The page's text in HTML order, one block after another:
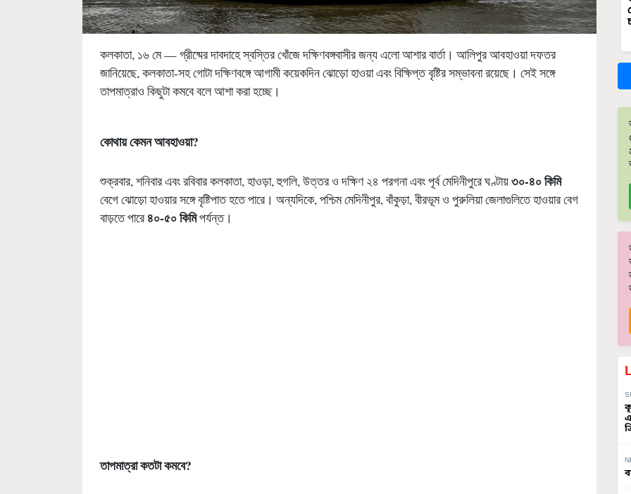
কলকাতা, ১৬ মে — গ্রীষ্মের দাবদাহে স্বস্তির খোঁজে দক্ষিণবঙ্গবাসীর জন্য এলো আশার বার্তা। আলিপুর আবহাওয়া দফতর
জানিয়েছে, কলকাতা-সহ গোটা দক্ষিণবঙ্গে আগামী কয়েকদিন ঝোড়ো হাওয়া এবং বিক্ষিপ্ত বৃষ্টির সম্ভাবনা রয়েছে। সেই সঙ্গে
তাপমাত্রাও কিছুটা কমবে বলে আশা করা হচ্ছে।
কোথায় কেমন আবহাওয়া?
শুক্রবার, শনিবার এবং রবিবার কলকাতা, হাওড়া, হুগলি, উত্তর ও দক্ষিণ ২৪ পরগনা এবং পূর্ব মেদিনীপুরে ঘণ্টায়৩০-৪০ কিমি
বেগে ঝোড়ো হাওয়ার সঙ্গে বৃষ্টিপাত হতে পারে। অন্যদিকে, পশ্চিম মেদিনীপুর, বাঁকুড়া, বীরভূম ও পুরুলিয়া জেলাগুলিতে হাওয়ার বেগ
বাড়তে পারে৪০-৫০ কিমিপর্যন্ত।
তাপমাত্রা কতটা কমবে?